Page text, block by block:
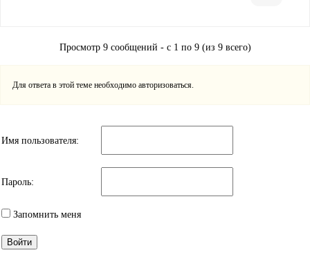
Просмотр 9 сообщений - с 1 по 9 (из 9 всего)
Для ответа в этой теме необходимо авторизоваться.
Имя пользователя:
Пароль:
Запомнить меня
Войти